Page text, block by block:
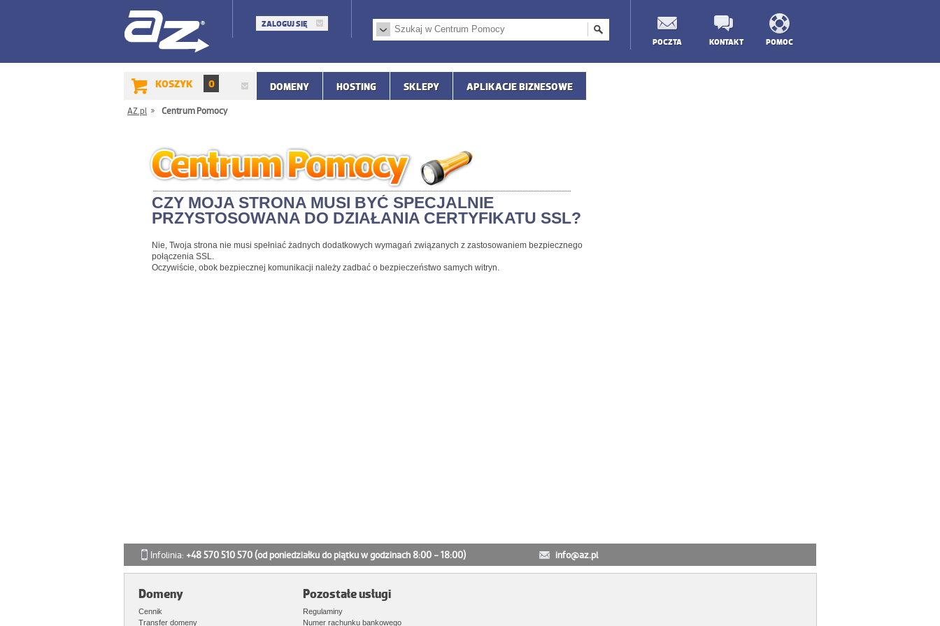
ZALOGUJ SIĘ
POCZTA
KONTAKT POMOC
KOSZYK 0 DOMENY HOSTING SKLEPY APLIKACJE BIZNESOWE
AZ.pl Centrum Pomocy
CZY MOJA STRONA MUSI BYĆ SPECJALNIE
PRZYSTOSOWANA DO DZIAŁANIA CERTYFIKATU SSL?
Nie, Twoja strona nie musi spełniać żadnych dodatkowych wymagań związanych z zastosowaniem bezpiecznego
połączenia SSL.
Oczywiście, obok bezpiecznej komunikacji należy zadbać o bezpieczeństwo samych witryn.
Infolinia: +48 570 510 570(od poniedziałku do piątku w godzinach 8:00 - 18:00) info@az.pl
Domeny
Cennik
Transfer domeny
Pozostałe usługi
Regulaminy
Numer rachunku bankowego